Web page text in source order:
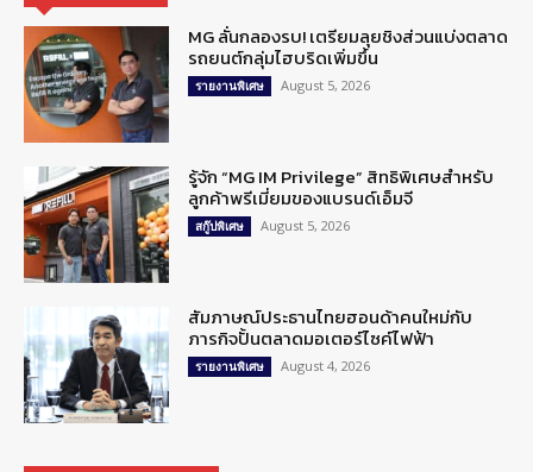
MG ลั่นกลองรบ! เตรียมลุยชิงส่วนแบ่งตลาด
รถยนต์กลุ่มไฮบริดเพิ่มขึ้น
รายงานพิเศษ August 5, 2026
รู้จัก “MG IM Privilege” สิทธิพิเศษสำหรับ
ลูกค้าพรีเมี่ยมของแบรนด์เอ็มจี
สกู๊ปพิเศษ August 5, 2026
สัมภาษณ์ประธานไทยฮอนด้าคนใหม่กับ
ภารกิจปั้นตลาดมอเตอร์ไซค์ไฟฟ้า
รายงานพิเศษ August 4, 2026